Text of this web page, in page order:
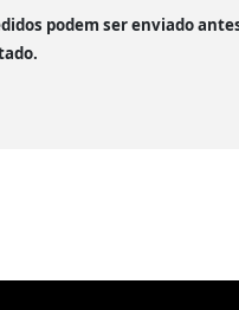
podem ser enviado